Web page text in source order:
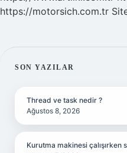
https://motorsich.com.tr
SIDEBAR
SON YAZILAR
Thread ve task nedir ?
Ağustos 8, 2026
Kurutma makinesi çalışırken